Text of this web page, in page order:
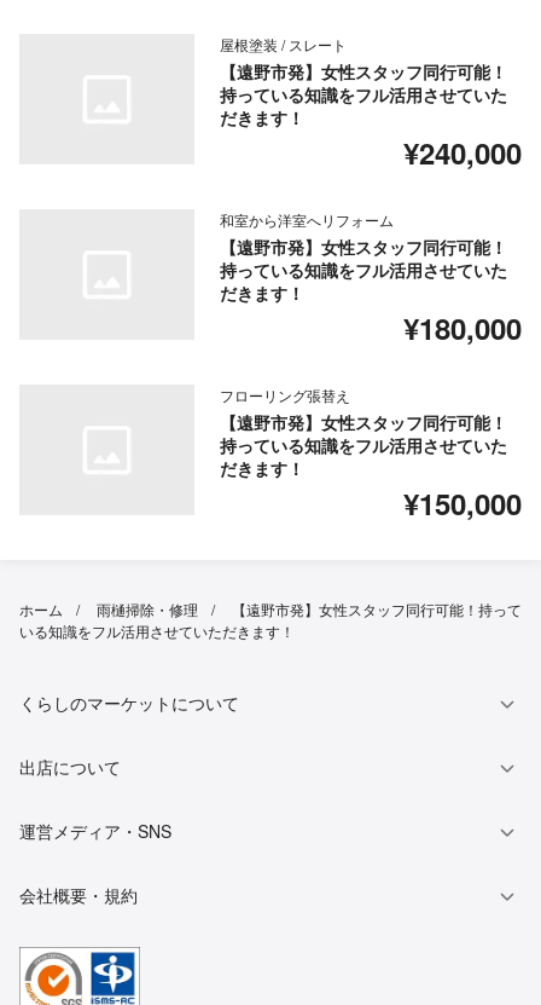
屋根塗装 / スレート
【遠野市発】女性スタッフ同行可能！
持っている知識をフル活用させていた
だきます！
¥240,000
和室から洋室へリフォーム
【遠野市発】女性スタッフ同行可能！
持っている知識をフル活用させていた
だきます！
¥180,000
フローリング張替え
【遠野市発】女性スタッフ同行可能！
持っている知識をフル活用させていた
だきます！
¥150,000
ホーム 雨樋掃除・修理
【遠野市発】女性スタッフ同行可能！持って
いる知識をフル活用させていただきます！
くらしのマーケットについて
出店について
運営メディア・SNS
会社概要・規約